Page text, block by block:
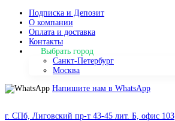
Подписка и Депозит
О компании
Оплата и доставка
Контакты
Выбрать город
Санкт-Петербург
Москва
Напишите нам в WhatsApp
г. СПб, Лиговский пр-т 43-45 лит. Б, офис 103